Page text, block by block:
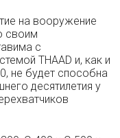
на вооружение
своим
с
THAAD и, как и
не будет способна
десятилетия у